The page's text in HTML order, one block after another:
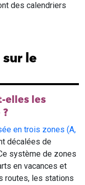
des calendriers
le
elles les
en trois zones (A,
décalées de
système de zones
en vacances et
routes, les stations